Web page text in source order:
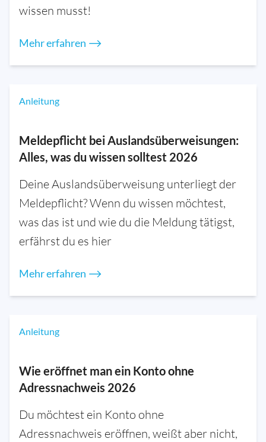
wissen musst!
Mehr erfahren ⟶
Anleitung
Meldepflicht bei Auslandsüberweisungen:
Alles, was du wissen solltest 2026
Deine Auslandsüberweisung unterliegt der
Meldepflicht? Wenn du wissen möchtest,
was das ist und wie du die Meldung tätigst,
erfährst du es hier
Mehr erfahren ⟶
Anleitung
Wie eröffnet man ein Konto ohne
Adressnachweis 2026
Du möchtest ein Konto ohne
Adressnachweis eröffnen, weißt aber nicht,